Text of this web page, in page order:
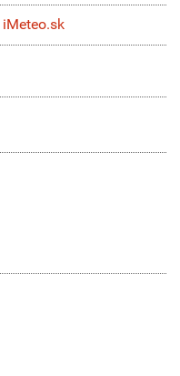
iMeteo.sk